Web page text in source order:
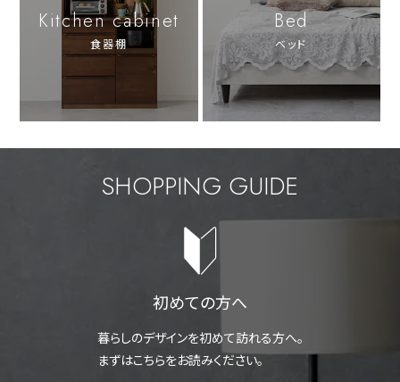
Kitchen cabinet
食器棚
Bed
ベッド
SHOPPING GUIDE
初めての方へ
暮らしのデザインを初めて訪れる方へ。
まずはこちらをお読みください。